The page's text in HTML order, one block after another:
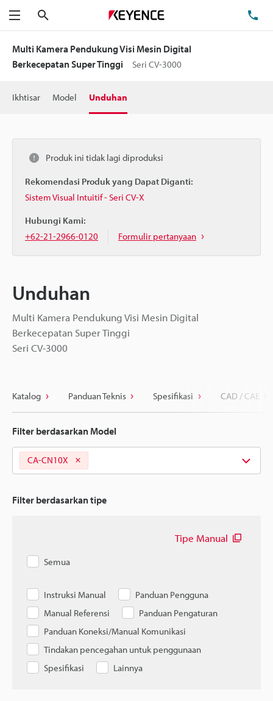
Menu
Multi Kamera Pendukung Visi Mesin Digital
Berkecepatan Super Tinggi
Seri CV-3000
Ikhtisar Model Unduhan
Produk ini tidak lagi diproduksi
Rekomendasi Produk yang Dapat Diganti:
Sistem Visual Intuitif - Seri CV-X
Hubungi Kami:
+62-21-2966-0120
Formulir pertanyaan
Unduhan
Multi Kamera Pendukung Visi Mesin Digital
Berkecepatan Super Tinggi
Seri CV-3000
Katalog Panduan Teknis Spesifikasi CAD / CAE
Filter berdasarkan Model
CA-CN10X
Filter berdasarkan tipe
Tipe Manual
Semua
Instruksi Manual
Panduan Pengguna
Manual Referensi
Panduan Pengaturan
Panduan Koneksi/Manual Komunikasi
Tindakan pencegahan untuk penggunaan
Spesifikasi
Lainnya